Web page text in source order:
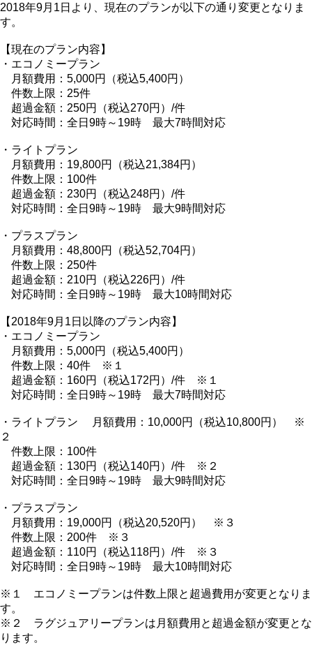
2018年9月1日より、現在のプランが以下の通り変更となりま
す。
【現在のプラン内容】
・エコノミープラン
月額費用：5,000円（税込5,400円）
件数上限：25件
超過金額：250円（税込270円）/件
対応時間：全日9時～19時 最大7時間対応
・ライトプラン
月額費用：19,800円（税込21,384円）
件数上限：100件
超過金額：230円（税込248円）/件
対応時間：全日9時～19時 最大9時間対応
・プラスプラン
月額費用：48,800円（税込52,704円）
件数上限：250件
超過金額：210円（税込226円）/件
対応時間：全日9時～19時 最大10時間対応
【2018年9月1日以降のプラン内容】
・エコノミープラン
月額費用：5,000円（税込5,400円）
件数上限：40件 ※１
超過金額：160円（税込172円）/件 ※１
対応時間：全日9時～19時 最大7時間対応
・ライトプラン 月額費用：10,000円（税込10,800円） ※
２
件数上限：100件
超過金額：130円（税込140円）/件 ※２
対応時間：全日9時～19時 最大9時間対応
・プラスプラン
月額費用：19,000円（税込20,520円） ※３
件数上限：200件 ※３
超過金額：110円（税込118円）/件 ※３
対応時間：全日9時～19時 最大10時間対応
※１ エコノミープランは件数上限と超過費用が変更となりま
す。
※２ ラグジュアリープランは月額費用と超過金額が変更とな
ります。